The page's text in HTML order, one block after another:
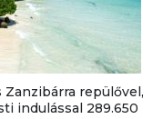
Zanzibárra repülővel,
indulással 289.650